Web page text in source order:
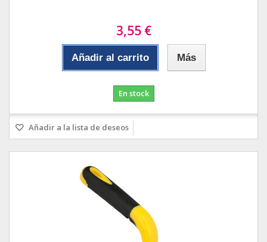
3,55 €
Añadir al carrito Más
En stock
Añadir a la lista de deseos